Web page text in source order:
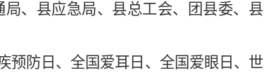
局、县应急局、县总工会、团县委、县
预防日、全国爱耳日、全国爱眼日、世